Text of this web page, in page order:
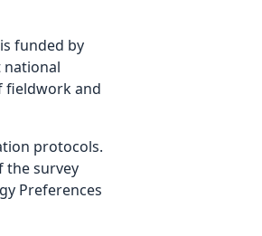
funded by
national
fieldwork and
protocols.
the survey
Preferences